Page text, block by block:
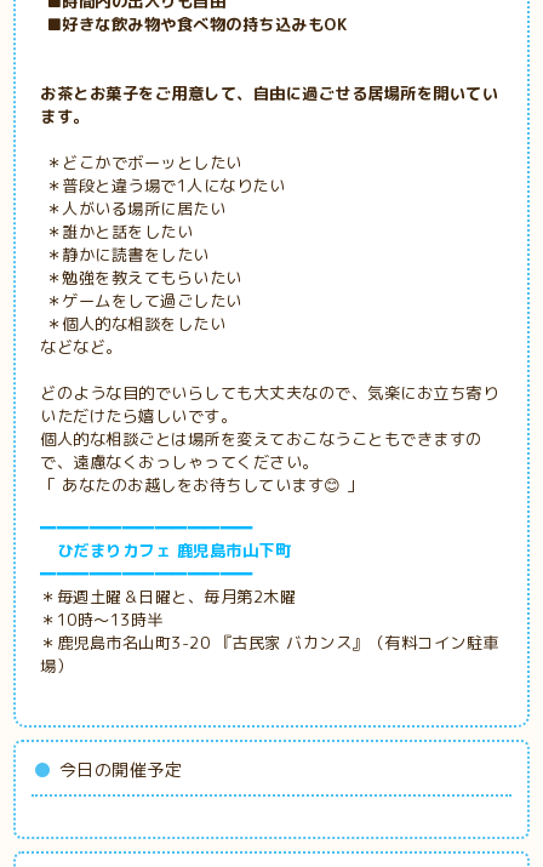
■好きな飲み物や食べ物の持ち込みもOK
お茶とお菓子をご用意して、自由に過ごせる居場所を開いてい
ます。
＊どこかでボーッとしたい
＊普段と違う場で1人になりたい
＊人がいる場所に居たい
＊誰かと話をしたい
＊静かに読書をしたい
＊勉強を教えてもらいたい
＊ゲームをして過ごしたい
＊個人的な相談をしたい
などなど。
どのような目的でいらしても大丈夫なので、気楽にお立ち寄り
いただけたら嬉しいです。
個人的な相談ごとは場所を変えておこなうこともできますの
で、遠慮なくおっしゃってください。
「 あなたのお越しをお待ちしています😊 」
━━━━━━━━━━━━━
ひだまりカフェ 鹿児島市山下町
━━━━━━━━━━━━━
＊毎週土曜＆日曜と、毎月第2木曜
＊10時～13時半
＊鹿児島市名山町3-20 『古民家 バカンス』（有料コイン駐車
場）
今日の開催予定